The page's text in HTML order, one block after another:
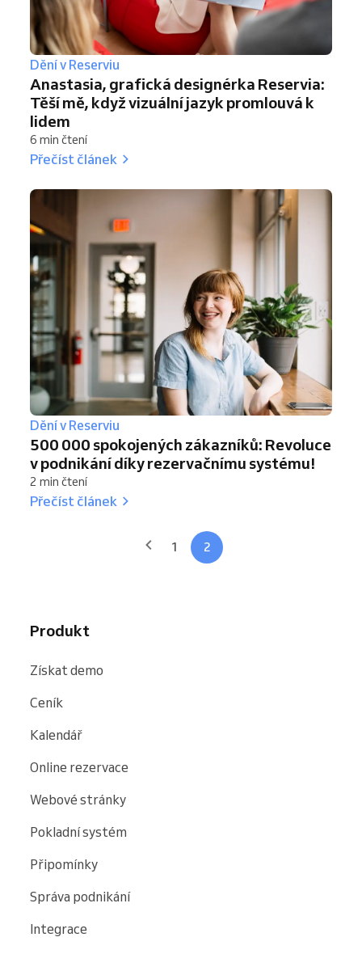
Dění v Reserviu
Anastasia, grafická designérka Reservia:
Těší mě, když vizuální jazyk promlouvá k
lidem
6 min čtení
Přečíst článek
Dění v Reserviu
500 000 spokojených zákazníků: Revoluce
v podnikání díky rezervačnímu systému!
2 min čtení
Přečíst článek
1 2
Produkt
Získat demo
Ceník
Kalendář
Online rezervace
Webové stránky
Pokladní systém
Připomínky
Správa podnikání
Integrace